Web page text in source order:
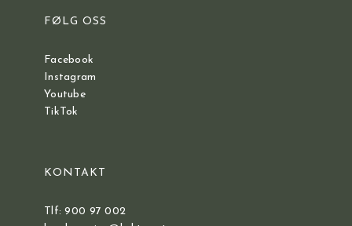
FØLG OSS
Facebook
Instagram
Youtube
TikTok
KONTAKT
Tlf: 900 97 002